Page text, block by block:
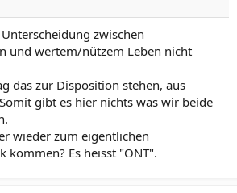
zwischen
und wertem/nützem Leben nicht
das zur Disposition stehen, aus
gibt es hier nichts was wir beide
wieder zum eigentlichen
kommen? Es heisst "ONT".